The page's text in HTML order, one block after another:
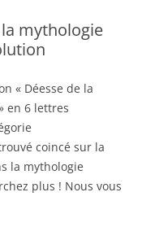
la mythologie
« Déesse de la
en 6 lettres
coincé sur la
la mythologie
plus ! Nous vous